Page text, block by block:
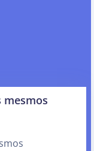
mesmos